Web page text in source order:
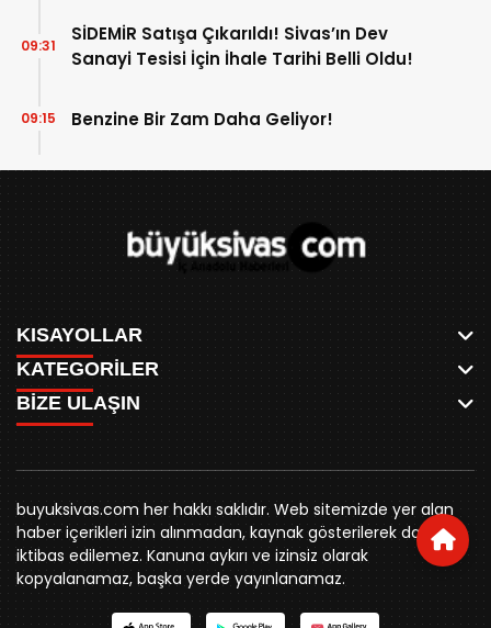
SİDEMİR Satışa Çıkarıldı! Sivas’ın Dev
Sanayi Tesisi İçin İhale Tarihi Belli Oldu!
09:31
Benzine Bir Zam Daha Geliyor!
09:15
KISAYOLLAR
ANASAYFA
AKSU CANLI
MEYDAN CANLI
MEDRESELER CANLI
MERAKÜM CANLI
YUKARI TEKKE CANLI
KURUMSAL KİMLİK
REKLAM FİYATLARI
BİZE ULAŞIN
KÜNYE
RESMİ İLANLAR
KATEGORİLER
WHATSAPP
SPOR
SİYASET
BELEDİYE
SİVAS VALİLİĞİ
ÜNİVERSİTE
KURUMLAR
STK
YORUM
BİZE ULAŞIN
0346 221 00 60
buyuksivashaber@gmail.com
Örtülüpınar Mah. İnönü Bulvarı Özkahya Apt. Kat:3 D:7
Sivas
buyuksivas.com her hakkı saklıdır. Web sitemizde yer alan
haber içerikleri izin alınmadan, kaynak gösterilerek dahi
iktibas edilemez. Kanuna aykırı ve izinsiz olarak
kopyalanamaz, başka yerde yayınlanamaz.